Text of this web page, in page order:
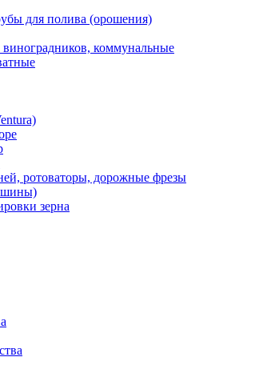
для полива (орошения)
коммунальные
ротоваторы, дорожные фрезы
зерна